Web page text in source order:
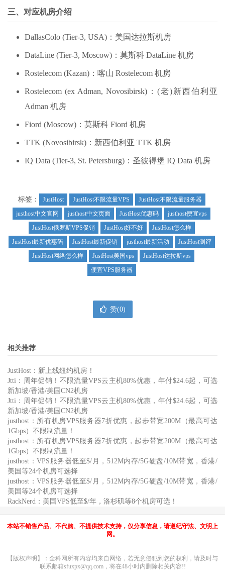
三、对应机房介绍
DallasColo (Tier-3, USA)：美国达拉斯机房
DataLine (Tier-3, Moscow)：莫斯科 DataLine 机房
Rostelecom (Kazan)：喀山 Rostelecom 机房
Rostelecom (ex Adman, Novosibirsk)：(老)新西伯利亚
Adman 机房
Fiord (Moscow)：莫斯科 Fiord 机房
TTK (Novosibirsk)：新西伯利亚 TTK 机房
IQ Data (Tier-3, St. Petersburg)：圣彼得堡 IQ Data 机房
标签： JustHost JustHost不限流量VPS
JustHost不限流量服务器
justhost中文官网
justhost中文页面 JustHost优惠码
justhost便宜vps
JustHost俄罗斯VPS促销
JustHost好不好
JustHost怎么样
JustHost最新优惠码
JustHost最新促销 justhost最新活动
JustHost测评
JustHost网络怎么样
JustHost美国vps
JustHost达拉斯vps
便宜VPS服务器
赞(0)
相关推荐
JustHost：新上线纽约机房！
Jtti：周年促销！不限流量VPS云主机80%优惠，年付$24.6起，可选
新加坡/香港/美国CN2机房
Jtti：周年促销！不限流量VPS云主机80%优惠，年付$24.6起，可选
新加坡/香港/美国CN2机房
justhost：所有机房VPS服务器7折优惠，起步带宽200M（最高可达
1Gbps）不限制流量！
justhost：所有机房VPS服务器7折优惠，起步带宽200M（最高可达
1Gbps）不限制流量！
justhost：VPS服务器低至$/月，512M内存/5G硬盘/10M带宽，香港/
美国等24个机房可选择
justhost：VPS服务器低至$/月，512M内存/5G硬盘/10M带宽，香港/
美国等24个机房可选择
RackNerd：美国VPS低至$/年，洛杉矶等8个机房可选！
本站不销售产品、不代购、不提供技术支持，仅分享信息，请遵纪守法、文明上
网。
【版权声明】：全科网所有内容均来自网络，若无意侵犯到您的权利，请及时与
联系邮箱sfuxpx@qq.com，将在48小时内删除相关内容!!